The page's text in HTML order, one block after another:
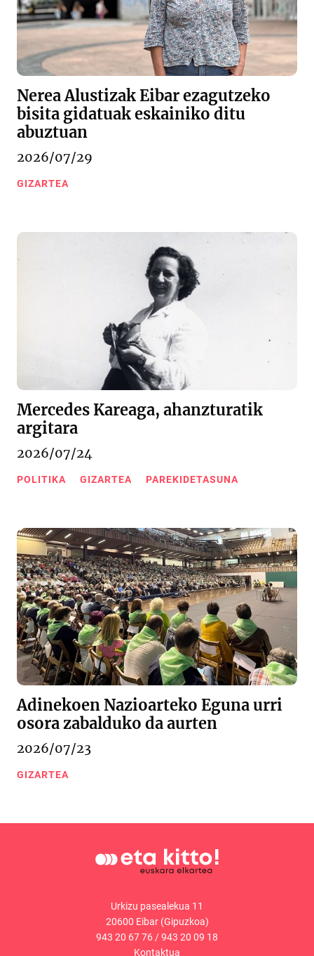
Nerea Alustizak Eibar ezagutzeko
bisita gidatuak eskainiko ditu
abuztuan
2026/07/29
GIZARTEA
Mercedes Kareaga, ahanzturatik
argitara
2026/07/24
POLITIKA GIZARTEA PAREKIDETASUNA
Adinekoen Nazioarteko Eguna urri
osora zabalduko da aurten
2026/07/23
GIZARTEA
Urkizu pasealekua 11
20600 Eibar (Gipuzkoa)
943 20 67 76 /943 20 09 18
Kontaktua